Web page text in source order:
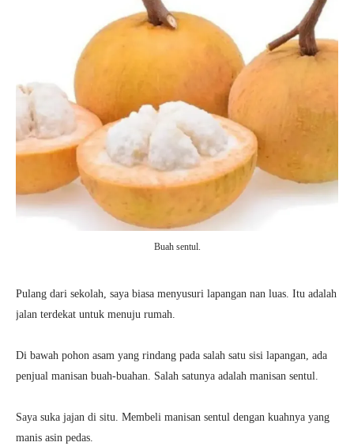
Buah sentul.
Pulang dari sekolah, saya biasa menyusuri lapangan nan luas. Itu adalah
jalan terdekat untuk menuju rumah.
Di bawah pohon asam yang rindang pada salah satu sisi lapangan, ada
penjual manisan buah-buahan. Salah satunya adalah manisan sentul.
Saya suka jajan di situ. Membeli manisan sentul dengan kuahnya yang
manis asin pedas.